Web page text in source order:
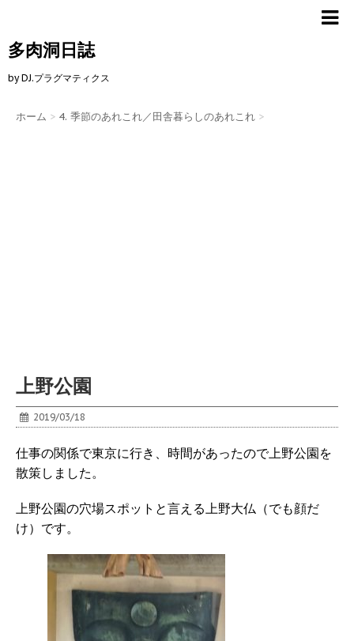
多肉洞日誌
by DJ.プラグマティクス
ホーム > 4. 季節のあれこれ／田舎暮らしのあれこれ >
上野公園
2019/03/18
仕事の関係で東京に行き、時間があったので上野公園を
散策しました。
上野公園の穴場スポットと言える上野大仏（でも顔だ
け）です。